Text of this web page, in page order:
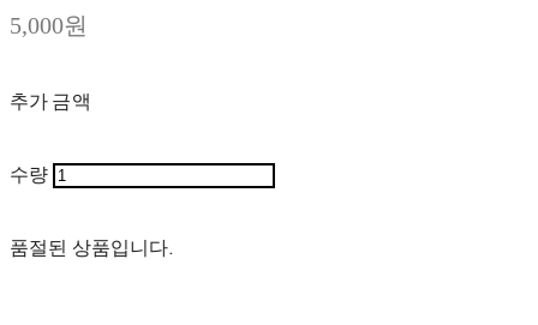
5,000원
추가 금액
수량
품절된 상품입니다.